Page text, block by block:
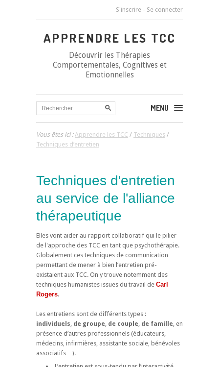
S'inscrire - Se connecter
APPRENDRE LES TCC
Découvrir les Thérapies
Comportementales, Cognitives et
Emotionnelles
MENU
Vous êtes ici :Apprendre les TCC / Techniques /
Techniques d’entretien
Techniques d'entretien
au service de l'alliance
thérapeutique
Elles vont aider au rapport collaboratif qui le pilier
de l'approche des TCC en tant que psychothérapie.
Globalement ces techniques de communication
permettant de mener à bien l’entretien pré-
existaient aux TCC. On y trouve notemment des
techniques humanistes issues du travail de Carl
Rogers.
Les entretiens sont de différents types :
individuels de groupe de couple de famille , en
présence d’autres professionnels (éducateurs,
médecins, infirmières, assistante sociale, bénévoles
associatifs…).